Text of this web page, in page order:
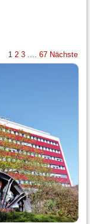
1 2 3 67 Nächste